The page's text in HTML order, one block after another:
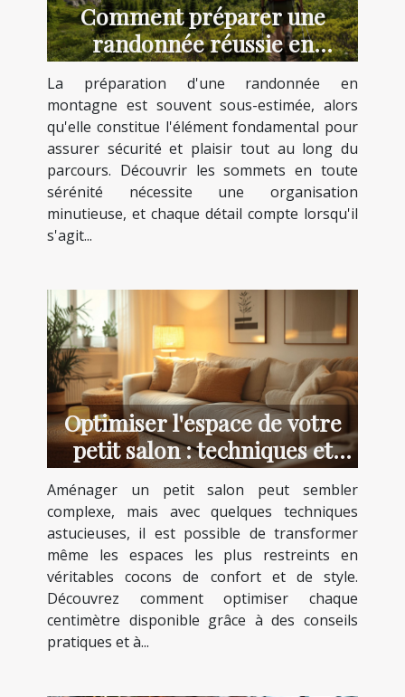
Comment préparer une
randonnée réussie en
montagne ?
La préparation d'une randonnée en
montagne est souvent sous-estimée, alors
qu'elle constitue l'élément fondamental pour
assurer sécurité et plaisir tout au long du
parcours. Découvrir les sommets en toute
sérénité nécessite une organisation
minutieuse, et chaque détail compte lorsqu'il
s'agit...
Optimiser l'espace de votre
petit salon : techniques et
astuces
Aménager un petit salon peut sembler
complexe, mais avec quelques techniques
astucieuses, il est possible de transformer
même les espaces les plus restreints en
véritables cocons de confort et de style.
Découvrez comment optimiser chaque
centimètre disponible grâce à des conseils
pratiques et à...